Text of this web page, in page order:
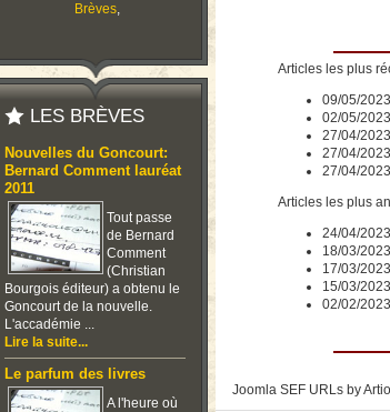
Brèves,
LES BRÈVES
Nouvelles du Goncourt:
Bernard Comment lauréat
2011
Tout passe
de Bernard
Comment
(Christian
Bourgois éditeur) a obtenu le
Goncourt de la nouvelle.
L'accadémie ...
Lire la suite...
Le parfum des livres
A l'heure où
Articles les plus
09/05/2023
02/05/2023
27/04/2023
27/04/2023
27/04/2023
Articles les plus
24/04/2023
18/03/2023
17/03/2023
15/03/2023
02/02/2023
Joomla SEF URLs by Artio